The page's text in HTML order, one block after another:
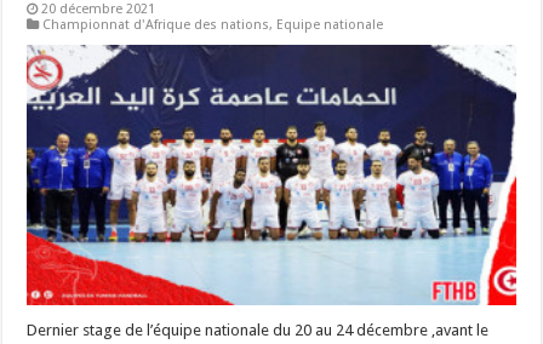
20 décembre 2021
Championnat d'Afrique des nations, Equipe nationale
Dernier stage de l’équipe nationale du 20 au 24 décembre ,avant le